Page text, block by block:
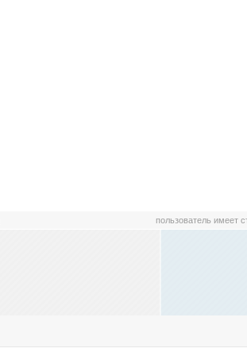
пользователь имеет